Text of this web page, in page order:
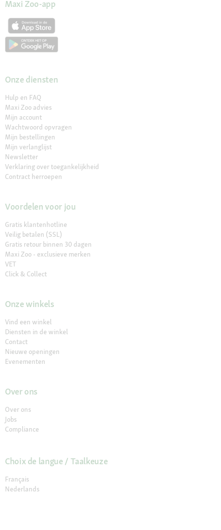
Maxi Zoo-app
Onze diensten
Hulp en FAQ
Maxi Zoo advies
Mijn account
Wachtwoord opvragen
Mijn bestellingen
Mijn verlanglijst
Newsletter
Verklaring over toegankelijkheid
Contract herroepen
Voordelen voor jou
Gratis klantenhotline
Veilig betalen (SSL)
Gratis retour binnen 30 dagen
Maxi Zoo - exclusieve merken
VET
Click & Collect
Onze winkels
Vind een winkel
Diensten in de winkel
Contact
Nieuwe openingen
Evenementen
Over ons
Over ons
Jobs
Compliance
Choix de langue / Taalkeuze
Français
Nederlands